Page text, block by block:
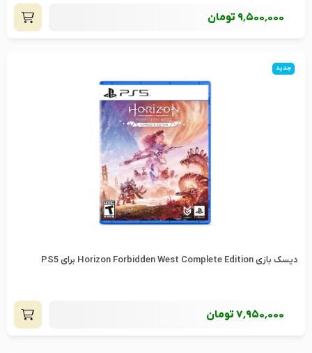
9٬500٬000 تومان
جدید
دیسک بازی Horizon Forbidden West Complete Edition برای PS5
7٬950٬000تومان